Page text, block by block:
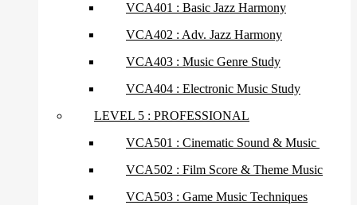
VCA401 : Basic Jazz Harmony
VCA402 : Adv. Jazz Harmony
VCA403 : Music Genre Study
VCA404 : Electronic Music Study
LEVEL 5 : PROFESSIONAL
VCA501 : Cinematic Sound & Music
VCA502 : Film Score & Theme Music
VCA503 : Game Music Techniques